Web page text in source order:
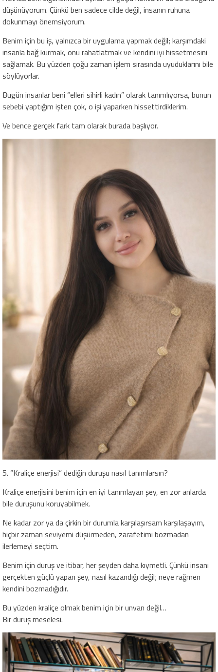
düşünüyorum. Çünkü ben sadece cilde değil, insanın ruhuna
dokunmayı önemsiyorum.
Benim için bu iş, yalnızca bir uygulama yapmak değil; karşımdaki
insanla bağ kurmak, onu rahatlatmak ve kendini iyi hissetmesini
sağlamak. Bu yüzden çoğu zaman işlem sırasında uyuduklarını bile
söylüyorlar.
Bugün insanlar beni “elleri sihirli kadın” olarak tanımlıyorsa, bunun
sebebi yaptığım işten çok, o işi yaparken hissettirdiklerim.
Ve bence gerçek fark tam olarak burada başlıyor.
5. “Kraliçe enerjisi” dediğin duruşu nasıl tanımlarsın?
Kraliçe enerjisini benim için en iyi tanımlayan şey, en zor anlarda
bile duruşunu koruyabilmek.
Ne kadar zor ya da çirkin bir durumla karşılaşırsam karşılaşayım,
hiçbir zaman seviyemi düşürmeden, zarafetimi bozmadan
ilerlemeyi seçtim.
Benim için duruş ve itibar, her şeyden daha kıymetli. Çünkü insanı
gerçekten güçlü yapan şey, nasıl kazandığı değil; neye rağmen
kendini bozmadığıdır.
Bu yüzden kraliçe olmak benim için bir unvan değil…
Bir duruş meselesi.